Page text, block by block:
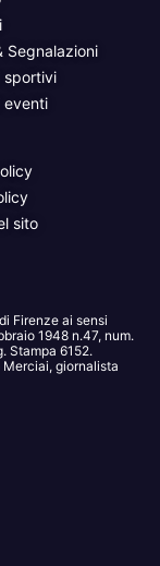
Segnalazioni
sportivi
eventi
sito
Firenze ai sensi
1948 n.47, num.
Stampa 6152.
giornalista